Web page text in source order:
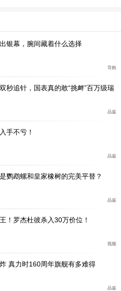
坚定投入。”
Ferla）
表装饰中的大师工艺”的申请
日（周一）通过国王基金会
银幕，腕间藏着什么选择
导购
秒追针，国表真的敢“挑衅”百万级瑞
品鉴
手不亏！
品鉴
鹦鹉螺和皇家橡树的完美平替？
品鉴
！罗杰杜彼杀入30万价位！
视频
真力时160周年旗舰有多难得
品鉴